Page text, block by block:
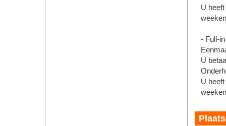
U
- Full-
U
U